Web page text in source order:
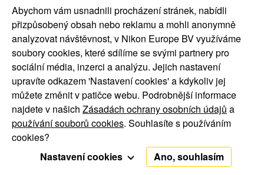
Abychom vám usnadnili procházení stránek, nabídli
přizpůsobený obsah nebo reklamu a mohli anonymně
analyzovat návštěvnost, v Nikon Europe BV využíváme
soubory cookies, které sdílíme se svými partnery pro
sociální média, inzerci a analýzu. Jejich nastavení
upravíte odkazem 'Nastavení cookies' a kdykoliv jej
můžete změnit v patičce webu. Podrobnější informace
najdete v našich Zásadách ochrany osobních údajů a
používání souborů cookies. Souhlasíte s používáním
cookies?
Funkční cookies
Nastavení cookies Ano, souhlasím
© 2016 Jsem Nikonblog.CZ. All Rights Reserved.
O nás | Kontakt
Oznámení o souborech
cookie
Oznámení o ochraně
soukromí